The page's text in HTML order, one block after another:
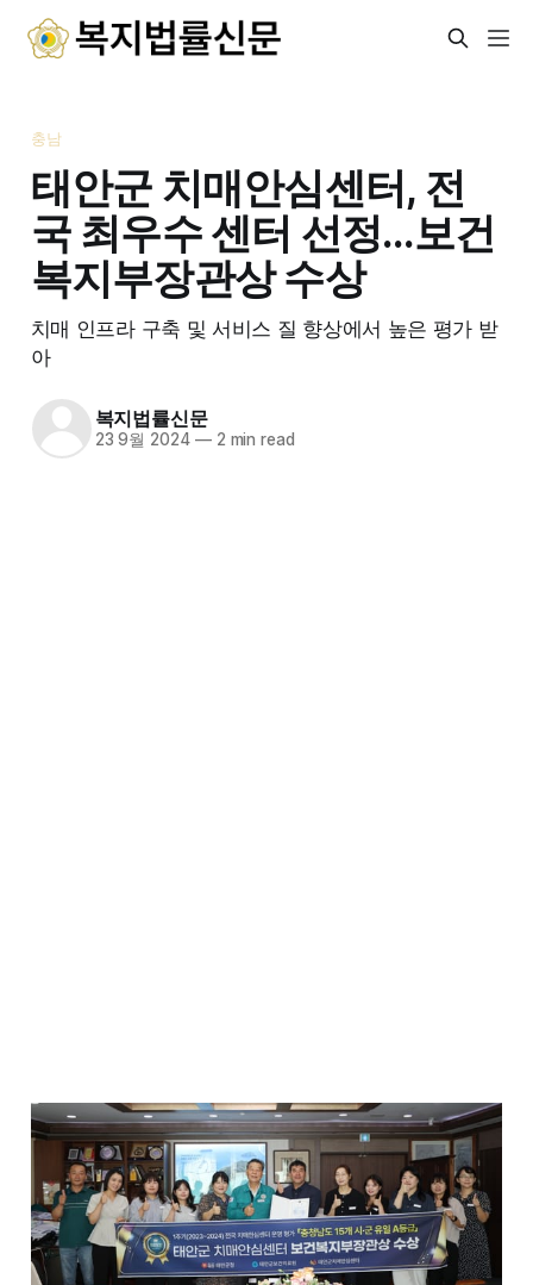
충남
태안군 치매안심센터, 전
국 최우수 센터 선정…보건
복지부장관상 수상
치매 인프라 구축 및 서비스 질 향상에서 높은 평가 받
아
복지법률신문
23 9월 2024 —2 min read